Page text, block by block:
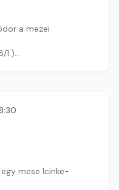
a mezei
1.)
mese Icinke-